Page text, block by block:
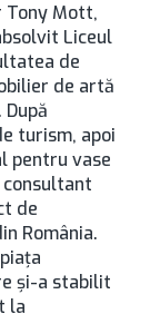
Tony Mott,
Liceul
de
de artă
turism, apoi
pentru vase
de
România.
și-a stabilit
la